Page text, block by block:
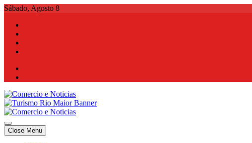
Skip
content
Sábado, Agosto 8
Comercio e Noticias
Notícias e Publicidade Online
Comercio e Noticias
Notícias e Publicidade Online
Close Menu